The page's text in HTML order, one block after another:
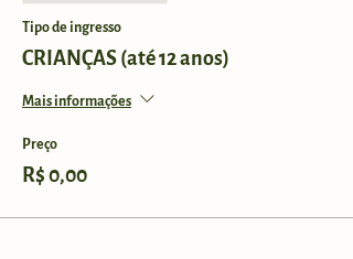
Tipo de ingresso
CRIANÇAS (até 12 anos)
Mais informações
Preço
R$ 0,00